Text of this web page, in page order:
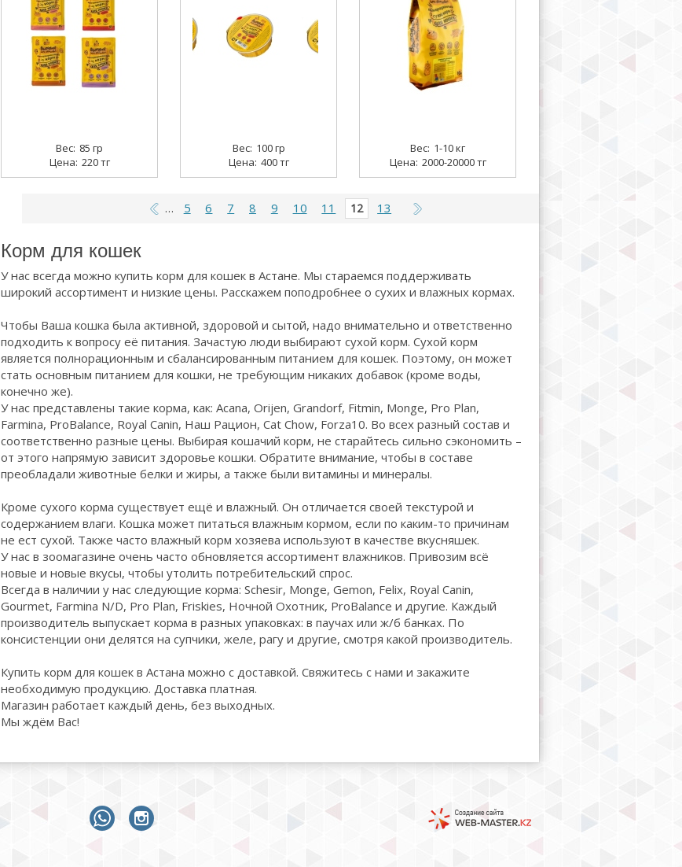
85 гр
220 тг
100 гр
400 тг
1-10 кг
2000-20000 тг
… 5 6 7 8 9 10 11 12 13
Корм для кошек
У нас всегда можно купить корм для кошек в Астане. Мы стараемся поддерживать
широкий ассортимент и низкие цены. Расскажем поподробнее о сухих и влажных кормах.
Чтобы Ваша кошка была активной, здоровой и сытой, надо внимательно и ответственно
подходить к вопросу её питания. Зачастую люди выбирают сухой корм. Сухой корм
является полнорационным и сбалансированным питанием для кошек. Поэтому, он может
стать основным питанием для кошки, не требующим никаких добавок (кроме воды,
конечно же).
У нас представлены такие корма, как: Acana, Orijen, Grandorf, Fitmin, Monge, Pro Plan,
Farmina, ProBalance, Royal Canin, Наш Рацион, Cat Chow, Forza10. Во всех разный состав и
соответственно разные цены. Выбирая кошачий корм, не старайтесь сильно сэкономить –
от этого напрямую зависит здоровье кошки. Обратите внимание, чтобы в составе
преобладали животные белки и жиры, а также были витамины и минералы.
Кроме сухого корма существует ещё и влажный. Он отличается своей текстурой и
содержанием влаги. Кошка может питаться влажным кормом, если по каким-то причинам
не ест сухой. Также часто влажный корм хозяева используют в качестве вкусняшек.
У нас в зоомагазине очень часто обновляется ассортимент влажников. Привозим всё
новые и новые вкусы, чтобы утолить потребительский спрос.
Всегда в наличии у нас следующие корма: Schesir, Monge, Gemon, Felix, Royal Canin,
Gourmet, Farmina N/D, Pro Plan, Friskies, Ночной Охотник, ProBalance и другие. Каждый
производитель выпускает корма в разных упаковках: в паучах или ж/б банках. По
консистенции они делятся на супчики, желе, рагу и другие, смотря какой производитель.
Купить корм для кошек в Астана можно с доставкой. Свяжитесь с нами и закажите
необходимую продукцию. Доставка платная.
Магазин работает каждый день, без выходных.
Мы ждём Вас!
whatsapp